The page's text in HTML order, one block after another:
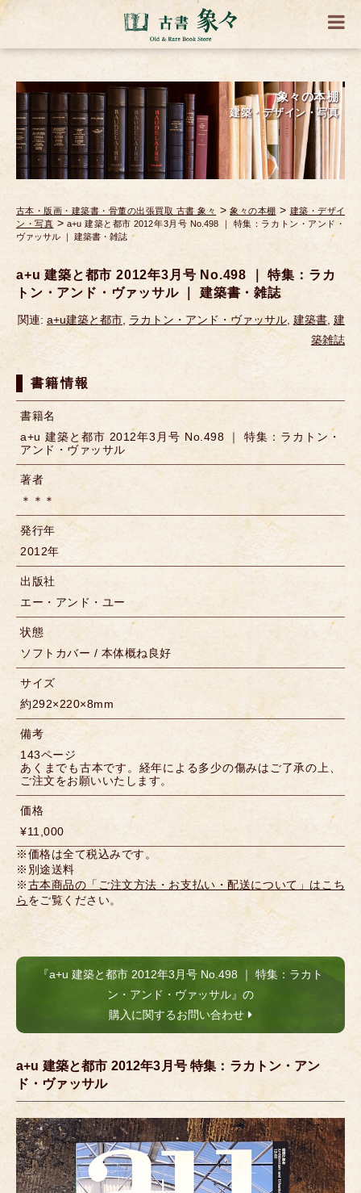
象々の本棚
建築・デザイン・写真
古本・版画・建築書・骨董の出張買取 古書 象々 >象々の本棚 > 建築・デザイ
ン・写真 >a+u 建築と都市 2012年3月号 No.498 ｜ 特集：ラカトン・アンド・
ヴァッサル ｜ 建築書・雑誌
a+u 建築と都市 2012年3月号 No.498 ｜ 特集：ラカ
トン・アンド・ヴァッサル ｜ 建築書・雑誌
関連: a+u建築と都市, ラカトン・アンド・ヴァッサル, 建築書, 建
築雑誌
書籍情報
書籍名
a+u 建築と都市 2012年3月号 No.498 ｜ 特集：ラカトン・
アンド・ヴァッサル
著者
＊＊＊
発行年
2012年
出版社
エー・アンド・ユー
状態
ソフトカバー / 本体概ね良好
サイズ
約292×220×8mm
備考
143ページ
あくまでも古本です。経年による多少の傷みはご了承の上、
ご注文をお願いいたします。
価格
¥11,000
※価格は全て税込みです。
※別途送料
※古本商品の「ご注文方法・お支払い・配送について」はこち
らをご覧ください。
『a+u 建築と都市 2012年3月号 No.498 ｜ 特集：ラカト
ン・アンド・ヴァッサル』の
購入に関するお問い合わせ
a+u 建築と都市 2012年3月号 特集：ラカトン・アン
ド・ヴァッサル